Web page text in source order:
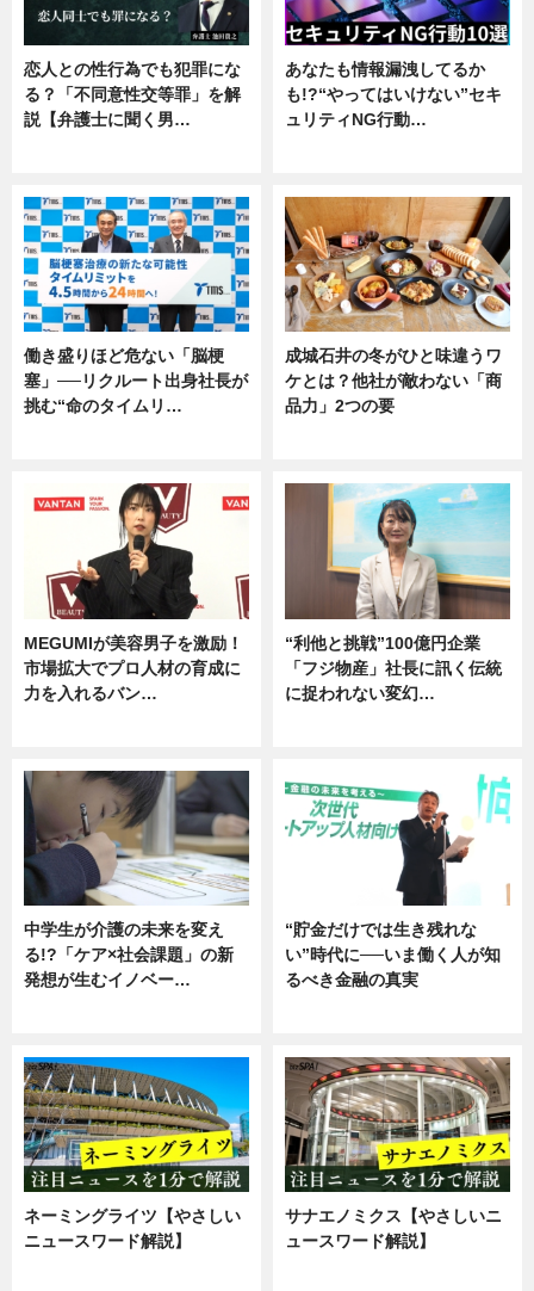
恋人との性行為でも犯罪にな
る？「不同意性交等罪」を解
説【弁護士に聞く男…
あなたも情報漏洩してるか
も!?“やってはいけない”セキ
ュリティNG行動…
働き盛りほど危ない「脳梗
塞」──リクルート出身社長が
挑む“命のタイムリ…
成城石井の冬がひと味違うワ
ケとは？他社が敵わない「商
品力」2つの要
MEGUMIが美容男子を激励！
市場拡大でプロ人材の育成に
力を入れるバン…
“利他と挑戦”100億円企業
「フジ物産」社長に訊く伝統
に捉われない変幻…
中学生が介護の未来を変え
る!?「ケア×社会課題」の新
発想が生むイノベー…
“貯金だけでは生き残れな
い”時代に──いま働く人が知
るべき金融の真実
ネーミングライツ【やさしい
ニュースワード解説】
サナエノミクス【やさしいニ
ュースワード解説】